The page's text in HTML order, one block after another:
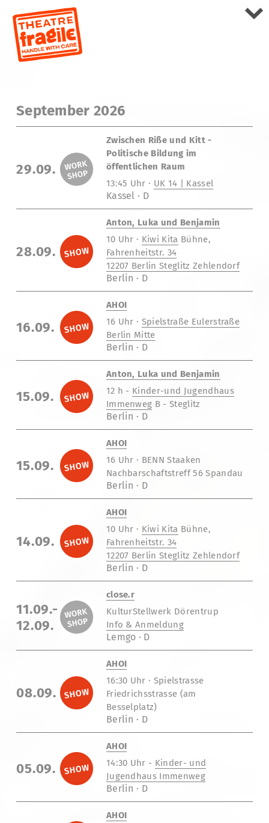
September 2026
29.09.
Zwischen Riße und Kitt -
Politische Bildung im
öffentlichen Raum
13:45 Uhr · UK 14 | Kassel
Kassel · D
28.09.
Anton, Luka und Benjamin
10 Uhr · Kiwi Kita Bühne,
Fahrenheitstr. 34
12207 Berlin Steglitz Zehlendorf
Berlin · D
16.09.
AHOI
16 Uhr · Spielstraße Eulerstraße
Berlin Mitte
Berlin · D
15.09.
Anton, Luka und Benjamin
12 h - Kinder-und Jugendhaus
Immenweg B - Steglitz
Berlin · D
15.09.
AHOI
16 Uhr · BENN Staaken
Nachbarschaftstreff 56 Spandau
Berlin · D
14.09.
AHOI
10 Uhr · Kiwi Kita Bühne,
Fahrenheitstr. 34
12207 Berlin Steglitz Zehlendorf
Berlin · D
11.09.-
12.09.
close.r
KulturStellwerk Dörentrup
Info & Anmeldung
Lemgo · D
08.09.
AHOI
16:30 Uhr · Spielstrasse
Friedrichsstrasse (am
Besselplatz)
Berlin · D
05.09.
AHOI
14:30 Uhr - Kinder- und
Jugendhaus Immenweg
Berlin · D
AHOI